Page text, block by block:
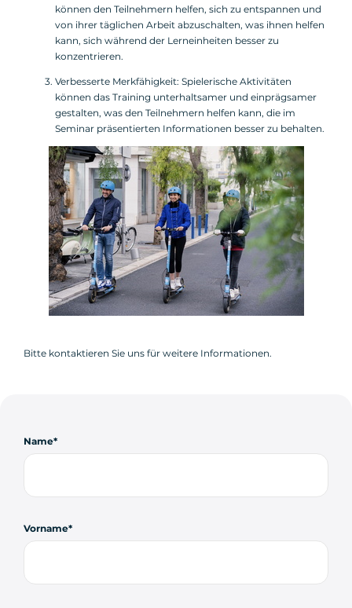
können den Teilnehmern helfen, sich zu entspannen und
von ihrer täglichen Arbeit abzuschalten, was ihnen helfen
kann, sich während der Lerneinheiten besser zu
konzentrieren.
Verbesserte Merkfähigkeit: Spielerische Aktivitäten
können das Training unterhaltsamer und einprägsamer
gestalten, was den Teilnehmern helfen kann, die im
Seminar präsentierten Informationen besser zu behalten.
Bitte kontaktieren Sie uns für weitere Informationen.
Name
Vorname